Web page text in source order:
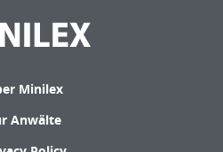
Minilex
Anwälte